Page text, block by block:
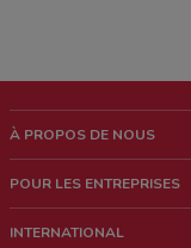
À PROPOS DE NOUS
News & Médias
POUR LES ENTREPRISES
INTERNATIONAL